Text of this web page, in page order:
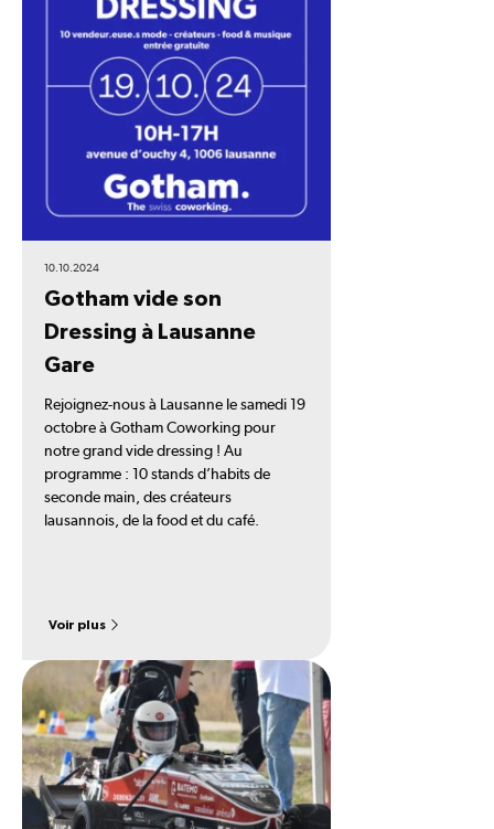
10.10.2024
Gotham vide son
Dressing à Lausanne
Gare
Rejoignez-nous à Lausanne le samedi 19
octobre à Gotham Coworking pour
notre grand vide dressing ! Au
programme : 10 stands d’habits de
seconde main, des créateurs
lausannois, de la food et du café.
Voir plus